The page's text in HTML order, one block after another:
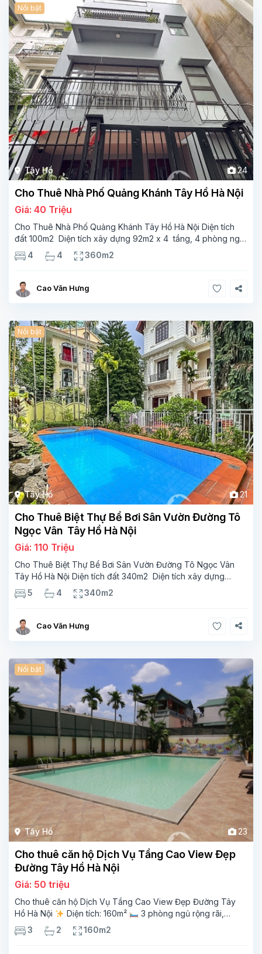
Tây Hồ 24
Nổi bật
Cho Thuê Nhà Phố Quảng Khánh Tây Hồ Hà Nội
Giá: 40 Triệu
Cho Thuê Nhà Phố Quảng Khánh Tây Hồ Hà Nội Diện tích
đất 100m2 Diện tích xây dựng 92m2 x 4 tầng, 4 phòng ngủ
3 phòng tắm Tầng 1 – phòng bếp-1wc Tầng 2– phòng khách
, 1 phòng ngủ,1 phòng tắm Tầng 3- 2
4 4 360m2
Cao Văn Hưng
Tây Hồ 21
Nổi bật
Cho Thuê Biệt Thự Bể Bơi Sân Vườn Đường Tô
Ngọc Vân Tây Hồ Hà Nội
Giá: 110 Triệu
Cho Thuê Biệt Thự Bể Bơi Sân Vườn Đường Tô Ngọc Vân
Tây Hồ Hà Nội Diện tích đất 340m2 Diện tích xây dựng
110m2 Xây 3 tầng, 5 phòng ngủ 4 phòng tắm Tầng 1, ,
phòng khách , phòng bếp-1wc Tầng 2, 3
5 4 340m2
Cao Văn Hưng
Tây Hồ 23
Nổi bật
Cho thuê căn hộ Dịch Vụ Tầng Cao View Đẹp
Đường Tây Hồ Hà Nội
Giá: 50 triệu
Cho thuê căn hộ Dịch Vụ Tầng Cao View Đẹp Đường Tây
Hồ Hà Nội
Diện tích: 160m²
3 phòng ngủ rộng rãi,
thoáng sáng
2 phòng tắm tiện nghi
khách hiện đại, ban công thoáng mát
3 2 160m2